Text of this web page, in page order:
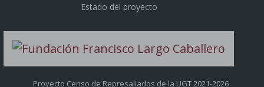
Estado del proyecto
Proyecto Censo de Represaliados de la UGT 2021-2026